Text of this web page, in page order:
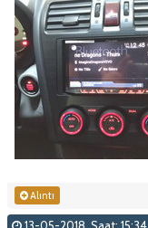
Alıntı
13-05-2018, Saat: 15:34